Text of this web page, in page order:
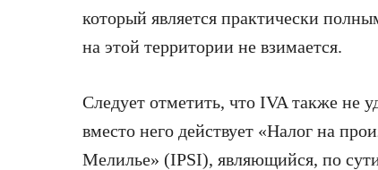
который является практически
на этой территории не взимается.
Следует отметить, что IVA также не
вместо него действует «Налог на
Мелилье» (IPSI), являющийся, по